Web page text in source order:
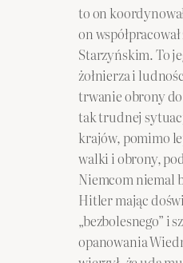
to on
on
Starzyńskim. To
żołnierza i
trwanie obrony
tak trudnej
krajów, pomimo
walki i obrony,
Niemcom niemal
Hitler mając
„bezbolesnego” i
opanowania